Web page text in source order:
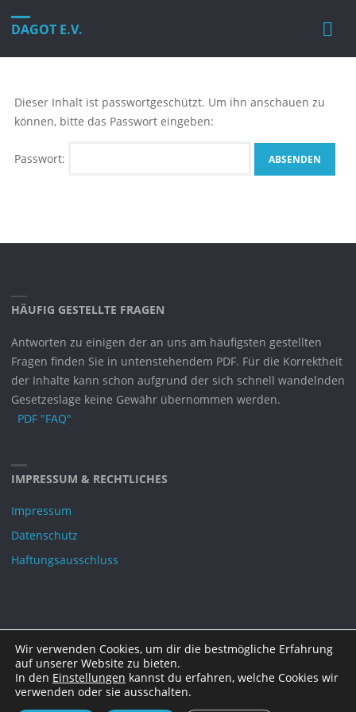
DAGOT E.V.
Dieser Inhalt ist passwortgeschützt. Um ihn anschauen zu
können, bitte das Passwort eingeben:
Passwort:
HÄUFIG GESTELLTE FRAGEN
Antworten zu einigen der an uns am häufigsten gestellten
Fragen finden Sie in untenstehendem PDF. Für die Korrektheit
der Inhalte kann schon aufgrund der sich schnell wandelnden
Gesetzeslage keine Gewähr übernommen werden.
PDF "FAQ"
IMPRESSUM & RECHTLICHES
Impressum
Datenschutz
Haftungsausschluss
©2021 DAGOT e.V.
Wir verwenden Cookies, um dir die bestmögliche Erfahrung
auf unserer Website zu bieten.
In den Einstellungen kannst du erfahren, welche Cookies wir
verwenden oder sie ausschalten.